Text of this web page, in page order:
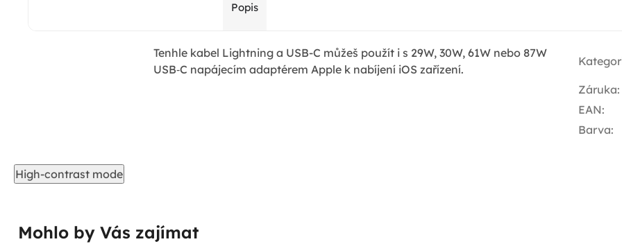
Popis
Tenhle kabel Lightning a USB-C můžeš použít i s 29W, 30W, 61W nebo 87W
USB‑C napájecím adaptérem Apple k nabíjení iOS zařízení.
Záruka:
EAN:
Barva:
High-contrast mode
Mohlo by Vás zajímat